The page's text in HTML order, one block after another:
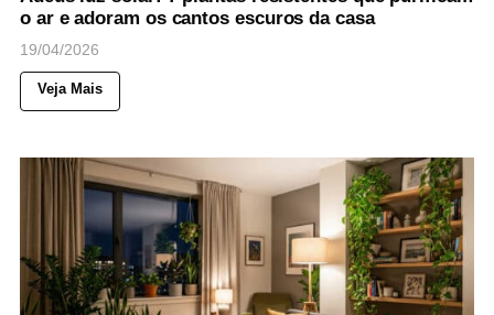
o ar e adoram os cantos escuros da casa
19/04/2026
Veja Mais